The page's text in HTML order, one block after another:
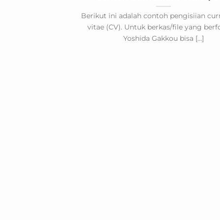
Berikut ini adalah contoh pengisiian
vitae (CV). Untuk berkas/file yang
Yoshida Gakkou bisa [...]